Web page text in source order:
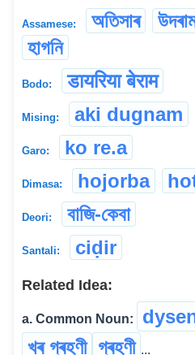
Assamese: অতিসাৰ
হাগনি
Bodo: डायरिया बेराम
Mising: aki dugnam
Garo: ko re.a
Dimasa: hojorba
Deori: বাজি-কেবা
Santali: ciḍir
Related Idea:
a. Common Noun:
খৰ গ্ৰহণী গ্ৰহণী ...